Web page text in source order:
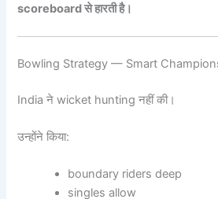
scoreboard से हारती है।
Bowling Strategy — Smart
India ने wicket hunting नहीं की।
उन्होंने किया:
boundary riders deep
singles allow